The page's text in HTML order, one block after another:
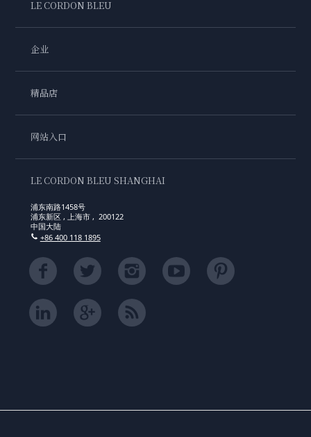
LE CORDON BLEU
企业
精品店
网站入口
LE CORDON BLEU SHANGHAI
浦东南路1458号
浦东新区 , 上海市 , 200122
中国大陆
+86 400 118 1895